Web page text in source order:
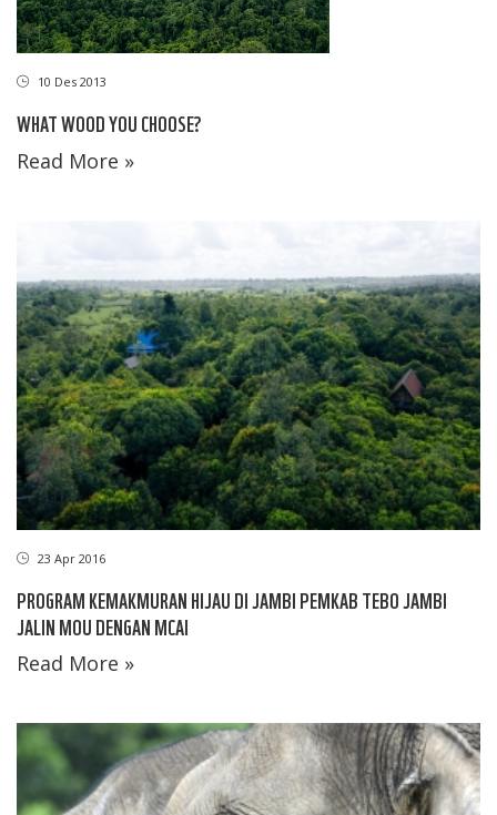
10 Des 2013
WHAT WOOD YOU CHOOSE?
Read More »
23 Apr 2016
PROGRAM KEMAKMURAN HIJAU DI JAMBI PEMKAB TEBO JAMBI
JALIN MOU DENGAN MCAI
Read More »